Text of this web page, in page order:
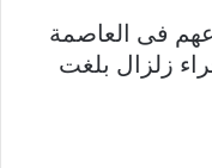
فى العاصمة
زلزال بلغت